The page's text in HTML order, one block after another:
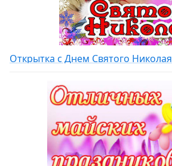
Открытка с Днем Святого Николая